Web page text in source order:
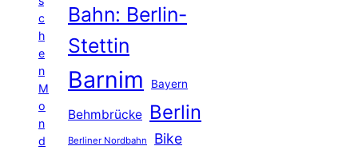
c
h
e
n
M
o
n
d
Bahn: Berlin-
Stettin
Barnim Bayern
Behmbrücke Berlin
Berliner Nordbahn Bike